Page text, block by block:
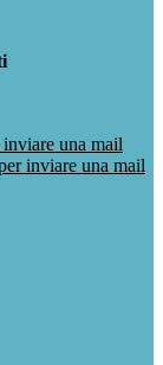
una mail
inviare una mail